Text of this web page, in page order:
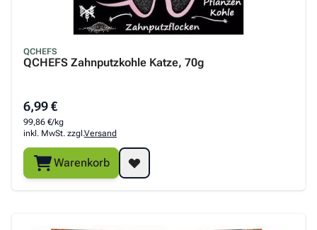
QCHEFS
QCHEFS Zahnputzkohle Katze, 70g
6,99 €
99,86 €/kg
inkl. MwSt. zzgl.Versand
Warenkorb